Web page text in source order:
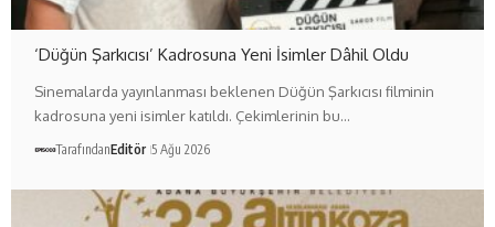
‘Düğün Şarkıcısı’ Kadrosuna Yeni İsimler Dâhil Oldu
Sinemalarda yayınlanması beklenen Düğün Şarkıcısı filminin
kadrosuna yeni isimler katıldı. Çekimlerinin bu…
TarafındanEditör 5 Ağu 2026